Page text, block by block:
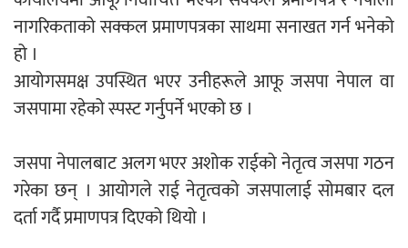
नदी अधिकारका ती कानुनी पाटा, जसले
बनाउँछ नदीलाई संरक्षण हकदार
नागरिकताको सक्कल प्रमाणपत्रका साथमा सनाखत गर्न भनेको
हो ।
आयोगसमक्ष उपस्थित भएर उनीहरूले आफू जसपा नेपाल वा
जसपामा रहेको स्पस्ट गर्नुपर्ने भएको छ ।
जसपा नेपालबाट अलग भएर अशोक राईको नेतृत्व जसपा गठन
गरेका छन् । आयोगले राई नेतृत्वको जसपालाई सोमबार दल
दर्ता गर्दै प्रमाणपत्र दिएको थियो ।